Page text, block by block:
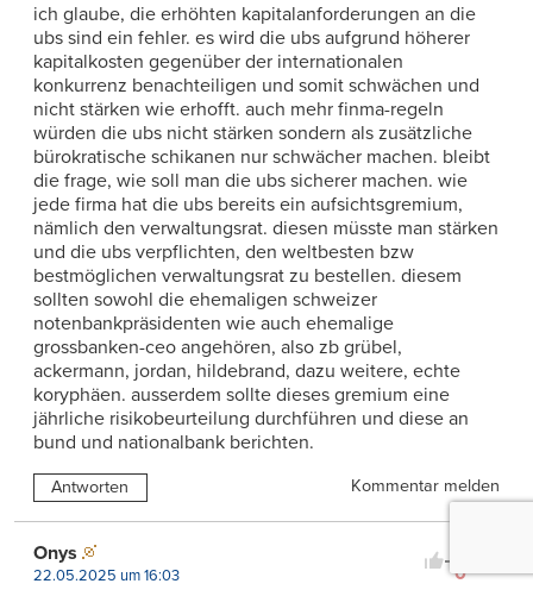
ich glaube, die erhöhten kapitalanforderungen an die
ubs sind ein fehler. es wird die ubs aufgrund höherer
kapitalkosten gegenüber der internationalen
konkurrenz benachteiligen und somit schwächen und
nicht stärken wie erhofft. auch mehr finma-regeln
würden die ubs nicht stärken sondern als zusätzliche
bürokratische schikanen nur schwächer machen. bleibt
die frage, wie soll man die ubs sicherer machen. wie
jede firma hat die ubs bereits ein aufsichtsgremium,
nämlich den verwaltungsrat. diesen müsste man stärken
und die ubs verpflichten, den weltbesten bzw
bestmöglichen verwaltungsrat zu bestellen. diesem
sollten sowohl die ehemaligen schweizer
notenbankpräsidenten wie auch ehemalige
grossbanken-ceo angehören, also zb grübel,
ackermann, jordan, hildebrand, dazu weitere, echte
koryphäen. ausserdem sollte dieses gremium eine
jährliche risikobeurteilung durchführen und diese an
bund und nationalbank berichten.
Antworten Kommentar melden
0
Onys
22.05.2025 um 16:03